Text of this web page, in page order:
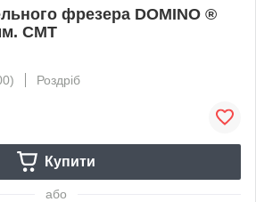
фрезера DOMINO ®
СМТ
Роздріб
Купити
або